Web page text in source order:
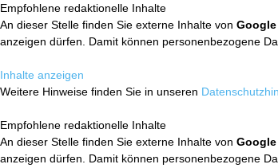
Empfohlene redaktionelle Inhalte
An dieser Stelle finden Sie externe Inhalte von
anzeigen dürfen. Damit können personenbezogene
Inhalte anzeigen
Weitere Hinweise finden Sie in unseren
Empfohlene redaktionelle Inhalte
An dieser Stelle finden Sie externe Inhalte von
anzeigen dürfen. Damit können personenbezogene